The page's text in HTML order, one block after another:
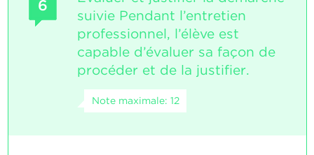
6
suivie Pendant l’entretien
professionnel, l’élève est
capable d’évaluer sa façon de
procéder et de la justifier.
Note maximale: 12